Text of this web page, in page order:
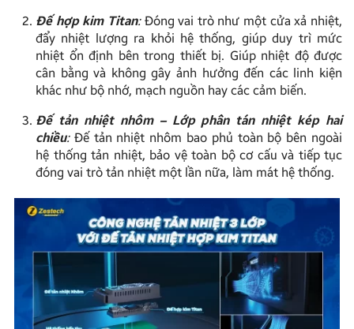
Đế hợp kim Titan:Đóng vai trò như một cửa xả nhiệt,
đẩy nhiệt lượng ra khỏi hệ thống, giúp duy trì mức
nhiệt ổn định bên trong thiết bị. Giúp nhiệt độ được
cân bằng và không gây ảnh hưởng đến các linh kiện
khác như bộ nhớ, mạch nguồn hay các cảm biến.
Đế tản nhiệt nhôm – Lớp phân tán nhiệt kép hai
chiều:Đế tản nhiệt nhôm bao phủ toàn bộ bên ngoài
hệ thống tản nhiệt, bảo vệ toàn bộ cơ cấu và tiếp tục
đóng vai trò tản nhiệt một lần nữa, làm mát hệ thống.